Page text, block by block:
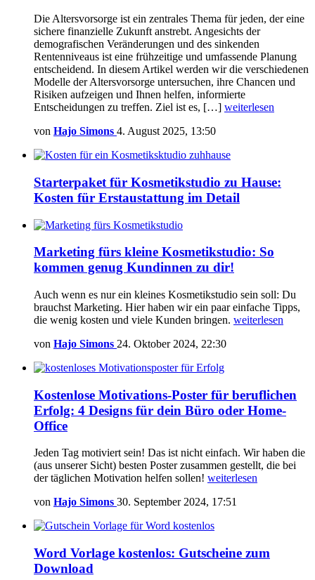
Die Altersvorsorge ist ein zentrales Thema für jeden, der eine
sichere finanzielle Zukunft anstrebt. Angesichts der
demografischen Veränderungen und des sinkenden
Rentenniveaus ist eine frühzeitige und umfassende Planung
entscheidend. In diesem Artikel werden wir die verschiedenen
Modelle der Altersvorsorge untersuchen, ihre Chancen und
Risiken aufzeigen und Ihnen helfen, informierte
Entscheidungen zu treffen. Ziel ist es, […] weiterlesen
von Hajo Simons 4. August 2025, 13:50
Starterpaket für Kosmetikstudio zu Hause:
Kosten für Erstaustattung im Detail
Marketing fürs kleine Kosmetikstudio: So
kommen genug Kundinnen zu dir!
Auch wenn es nur ein kleines Kosmetikstudio sein soll: Du
brauchst Marketing. Hier haben wir ein paar einfache Tipps,
die wenig kosten und viele Kunden bringen. weiterlesen
von Hajo Simons 24. Oktober 2024, 22:30
Kostenlose Motivations-Poster für beruflichen
Erfolg: 4 Designs für dein Büro oder Home-
Office
Jeden Tag motiviert sein! Das ist nicht einfach. Wir haben die
(aus unserer Sicht) besten Poster zusammen gestellt, die bei
der täglichen Motivation helfen sollen! weiterlesen
von Hajo Simons 30. September 2024, 17:51
Word Vorlage kostenlos: Gutscheine zum
Download